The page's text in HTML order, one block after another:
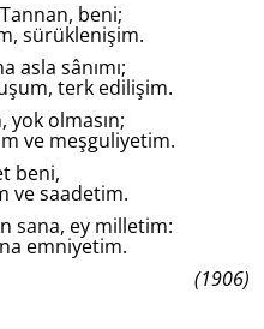
beni;
sürüklenişim.
asla sânımı;
terk edilişim.
yok olmasın;
ve meşguliyetim.
beni,
ve saadetim.
sana, ey milletim:
emniyetim.
(1906)